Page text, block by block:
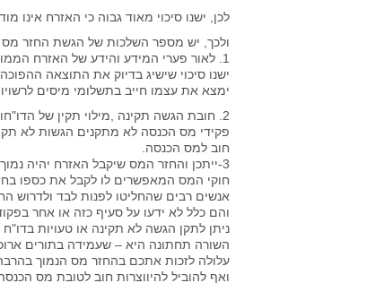
לכן, ישנו סיכוי מאוד גבוה כי האזרח
ולכך, יש מספר השלכות של הגשת החזר מס
1. לאור פערי המידע והידע של האזרח הממוצע בחוקי המס,
ישנו סיכוי שישיג בדיוק את התוצאה
ימצא את עצמו חייב בתשלומי מיסים
2. חובת הגשה תקינה ,מילוי תקין של הדו"חות וצירוף מסמכים רלוונטיים ו/או נספחים, חלה על מגיש הדו"ח.
פקידי מס הכנסה לא מתקנים הגשות לא
חוב למס הכנסה.
3-ייתכן והחזר המס שיקבל האזרח יהיה נמוך בהרבה ממה שיכול היה לקבל, לו רק היה יודע את כל
חוקי המס המאפשרים לו לקבל את כספו
אנשים רבים שהחליטו לפנות לבד
ניתן לתקן הגשה לא תקינה או טעויות
השורה תחתונה היא – שעמידה בתורים
עלולה לזכות אתכם בהחזר מס הנמוך
ואף להוביל להיווצרות חוב לטובת מס